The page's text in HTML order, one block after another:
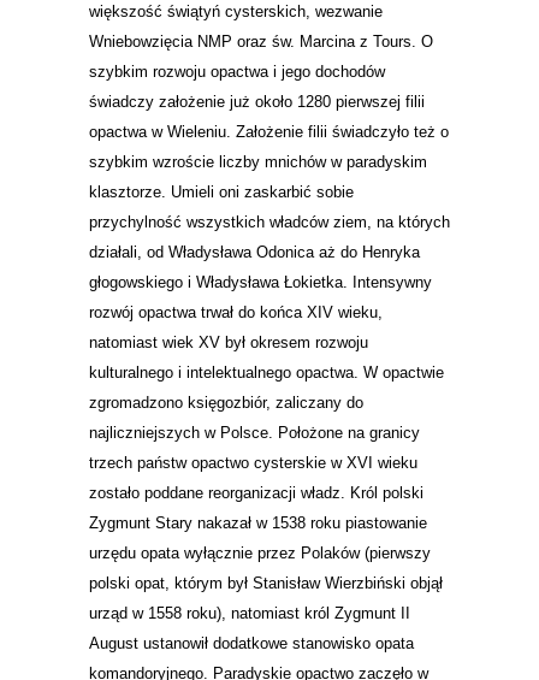
większość świątyń cysterskich, wezwanie
Wniebowzięcia NMP oraz św. Marcina z Tours. O
szybkim rozwoju opactwa i jego dochodów
świadczy założenie już około 1280 pierwszej filii
opactwa w Wieleniu. Założenie filii świadczyło też o
szybkim wzroście liczby mnichów w paradyskim
klasztorze. Umieli oni zaskarbić sobie
przychylność wszystkich władców ziem, na których
działali, od Władysława Odonica aż do Henryka
głogowskiego i Władysława Łokietka. Intensywny
rozwój opactwa trwał do końca XIV wieku,
natomiast wiek XV był okresem rozwoju
kulturalnego i intelektualnego opactwa. W opactwie
zgromadzono księgozbiór, zaliczany do
najliczniejszych w Polsce. Położone na granicy
trzech państw opactwo cysterskie w XVI wieku
zostało poddane reorganizacji władz. Król polski
Zygmunt Stary nakazał w 1538 roku piastowanie
urzędu opata wyłącznie przez Polaków (pierwszy
polski opat, którym był Stanisław Wierzbiński objął
urząd w 1558 roku), natomiast król Zygmunt II
August ustanowił dodatkowe stanowisko opata
komandoryjnego. Paradyskie opactwo zaczęło w